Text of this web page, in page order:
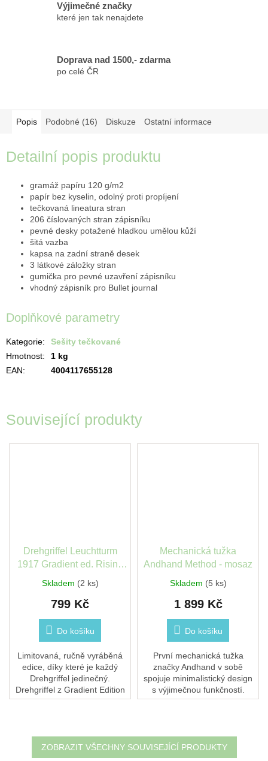
Výjimečné značky
které jen tak nenajdete
Doprava nad 1500,- zdarma
po celé ČR
Související produkty
Drehgriffel Leuchtturm
1917 Gradient ed. Rising
Skladem (2 ks)
799 Kč
Do košíku
Limitovaná, ručně vyráběná
edice, díky které je každý
Drehgriffel jedinečný.
Drehgriffel z Gradient Edition
je kuličkové pero vyrobené z
Mechanická tužka
Andhand Method - mosaz
Skladem (5 ks)
1 899 Kč
Do košíku
První mechanická tužka
značky Andhand v sobě
spojuje minimalistický design
s výjimečnou funkčností.
Vyrobená z masivního hliníku,
ZOBRAZIT VŠECHNY SOUVISEJÍCÍ PRODUKTY
Popis Podobné (16) Diskuze Ostatní informace
Detailní popis produktu
gramáž papíru 120 g/m2
papír bez kyselin, odolný proti propíjení
tečkovaná lineatura stran
206 číslovaných stran zápisníku
pevné desky potažené hladkou umělou kůží
šitá vazba
kapsa na zadní straně desek
3 látkové záložky stran
gumička pro pevné uzavření zápisníku
vhodný zápisník pro Bullet journal
Doplňkové parametry
Kategorie:
Sešity tečkované
Hmotnost:
1 kg
EAN: 4004117655128